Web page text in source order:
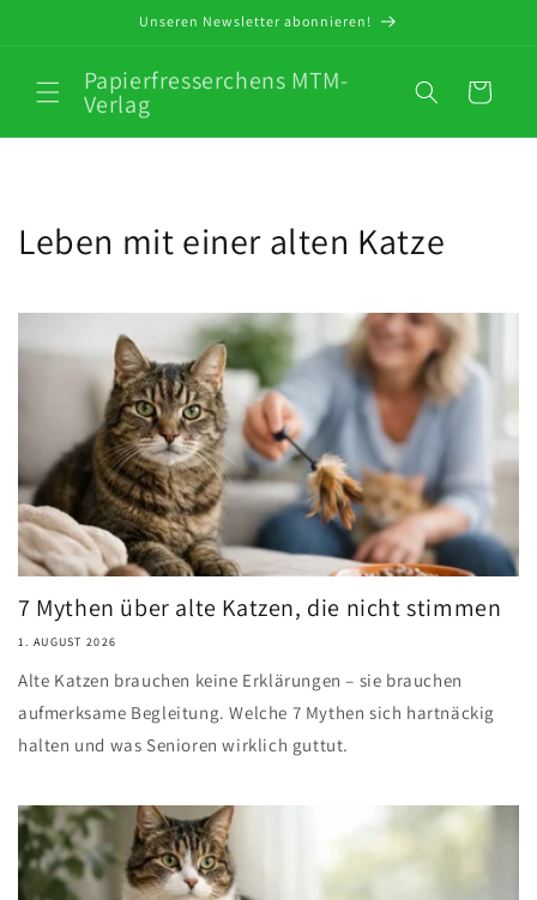
Unseren Newsletter abonnieren!
Papierfresserchens MTM-
Verlag Warenkorb
Leben mit einer alten Katze
7 Mythen über alte Katzen, die nicht stimmen
1. AUGUST 2026
Alte Katzen brauchen keine Erklärungen – sie brauchen
aufmerksame Begleitung. Welche 7 Mythen sich hartnäckig
halten und was Senioren wirklich guttut.